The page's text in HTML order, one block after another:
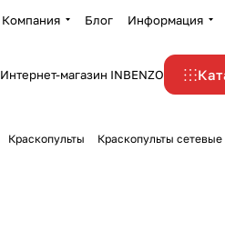
Компания Блог Информация
Интернет-магазин INBENZO
Краскопульты Краскопульты сетевые